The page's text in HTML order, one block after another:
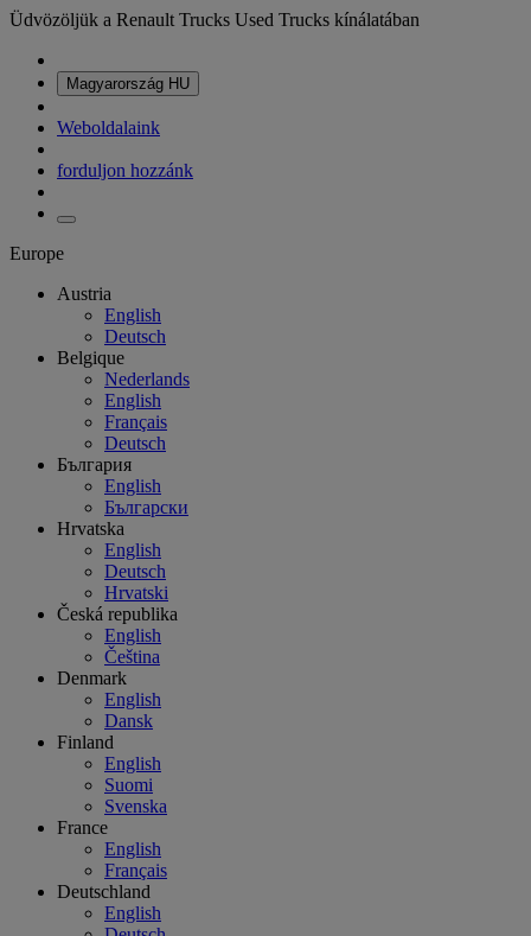
Üdvözöljük a Renault Trucks Used Trucks kínálatában
Magyarország HU
Weboldalaink
forduljon hozzánk
Europe
Austria
English
Deutsch
Belgique
Nederlands
English
Français
Deutsch
България
English
Български
Hrvatska
English
Deutsch
Hrvatski
Česká republika
English
Čeština
Denmark
English
Dansk
Finland
English
Suomi
Svenska
France
English
Français
Deutschland
English